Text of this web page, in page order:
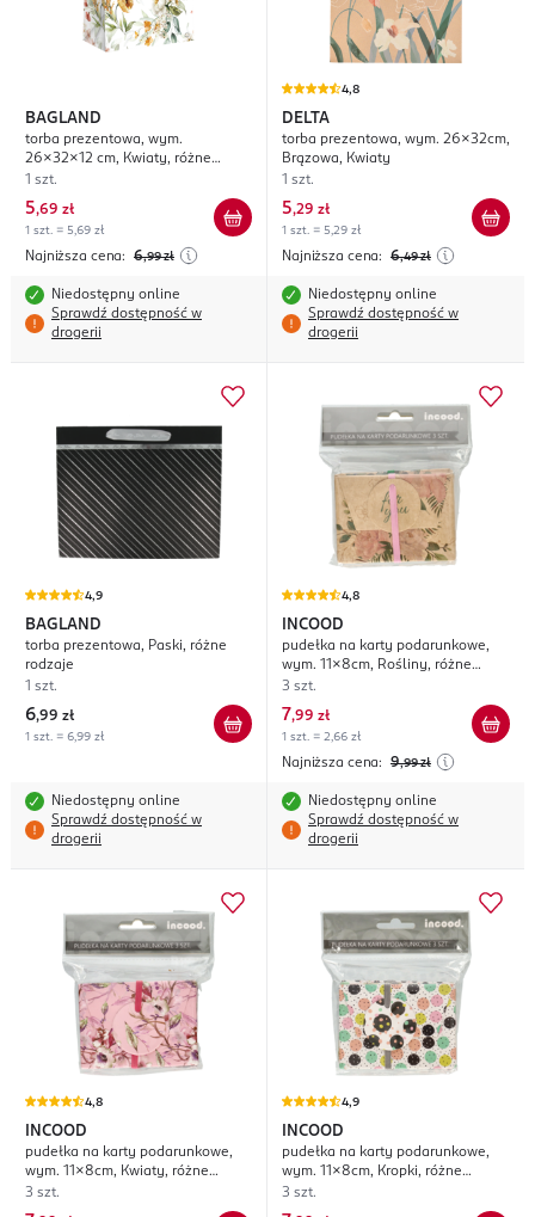
BAGLAND
torba prezentowa, wym.
26x32x12 cm, Kwiaty, różne
rodzaje
1 szt.
5,69 zł
1 szt. = 5,69 zł
Najniższa cena: 6,99 zł
Niedostępny online
Sprawdź dostępność w
drogerii
4,8
DELTA
torba prezentowa, wym. 26x32cm,
Brązowa, Kwiaty
1 szt.
5,29 zł
1 szt. = 5,29 zł
Najniższa cena: 6,49 zł
Niedostępny online
Sprawdź dostępność w
drogerii
4,9
BAGLAND
torba prezentowa, Paski, różne
rodzaje
1 szt.
6,99 zł
1 szt. = 6,99 zł
Niedostępny online
Sprawdź dostępność w
drogerii
4,8
INCOOD
pudełka na karty podarunkowe,
wym. 11x8cm, Rośliny, różne
rodzaje
3 szt.
7,99 zł
1 szt. = 2,66 zł
Najniższa cena: 9,99 zł
Niedostępny online
Sprawdź dostępność w
drogerii
4,8
INCOOD
pudełka na karty podarunkowe,
wym. 11x8cm, Kwiaty, różne
rodzaje
3 szt.
4,9
INCOOD
pudełka na karty podarunkowe,
wym. 11x8cm, Kropki, różne
rodzaje
3 szt.